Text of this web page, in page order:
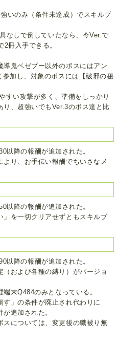
いのみ（条件未達成）でスキルブ
なしで倒していたなら、今Ver.で
冊入手できる。
導鬼ベゼブー以外のボスにはアン
加し、対象のボスには
【破邪の秘
すい攻撃が多く、準備をしっかり
、超強いでもVer.3のボス達と比
以降の報酬が追加された。
より、お手伝い報酬でちいさなメ
以降の報酬が追加された。
」を一切クリアせずともスキルブ
以降の報酬が追加された。
および各種の縛り）がバージョ
末Q484のみとなっている。
す」の条件が廃止され代わりに
追加された。
スについては、変更後の職被り無